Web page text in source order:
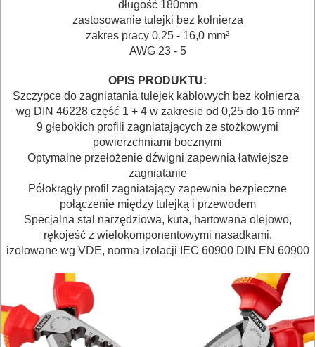
BUDOWLANE
MASZYNY
BRUKARSKIE
OBRÓBKA
DREWNA
METALU
WARSZTATOWE
I
RĘCZNE
NARZĘDZIA
I
OSPRZĘT
długość 180mm
zastosowanie tulejki bez kołnierza
zakres pracy 0,25 - 16,0 mm²
AWG 23 - 5
OPIS PRODUKTU:
Szczypce do zagniatania tulejek kablowych bez kołnierza
wg DIN 46228 część 1 + 4 w zakresie od 0,25 do 16 mm²
9 głębokich profili zagniatających ze stożkowymi
powierzchniami bocznymi
Optymalne przełożenie dźwigni zapewnia łatwiejsze
zagniatanie
Półokrągły profil zagniatający zapewnia bezpieczne
połączenie między tulejką i przewodem
Specjalna stal narzędziowa, kuta, hartowana olejowo,
rękojeść z wielokomponentowymi nasadkami,
izolowane wg VDE, norma izolacji IEC 60900 DIN EN 60900